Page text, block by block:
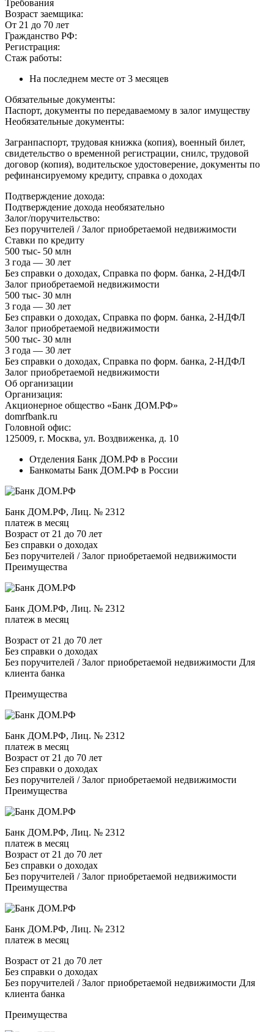
Требования
Возраст заемщика:
От 21 до 70 лет
Гражданство РФ:
Регистрация:
Стаж работы:
На последнем месте от 3 месяцев
Обязательные документы:
Паспорт, документы по передаваемому в залог имуществу
Необязательные документы:
Загранпаспорт, трудовая книжка (копия), военный билет,
свидетельство о временной регистрации, снилс, трудовой
договор (копия), водительское удостоверение, документы по
рефинансируемому кредиту, справка о доходах
Подтверждение дохода:
Подтверждение дохода необязательно
Залог/поручительство:
Без поручителей / Залог приобретаемой недвижимости
Ставки по кредиту
500 тыс- 50 млн
3 года — 30 лет
Без справки о доходах, Справка по форм. банка, 2-НДФЛ
Залог приобретаемой недвижимости
500 тыс- 30 млн
3 года — 30 лет
Без справки о доходах, Справка по форм. банка, 2-НДФЛ
Залог приобретаемой недвижимости
500 тыс- 30 млн
3 года — 30 лет
Без справки о доходах, Справка по форм. банка, 2-НДФЛ
Залог приобретаемой недвижимости
Об организации
Организация:
Акционерное общество «Банк ДОМ.РФ»
domrfbank.ru
Головной офис:
125009, г. Москва, ул. Воздвиженка, д. 10
Отделения Банк ДОМ.РФ в России
Банкоматы Банк ДОМ.РФ в России
Банк ДОМ.РФ, Лиц. № 2312
платеж в месяц
Возраст от 21 до 70 лет
Без справки о доходах
Без поручителей / Залог приобретаемой недвижимости
Преимущества
Банк ДОМ.РФ, Лиц. № 2312
платеж в месяц
Возраст от 21 до 70 лет
Без справки о доходах
Без поручителей / Залог приобретаемой недвижимости Для
клиента банка
Преимущества
Банк ДОМ.РФ, Лиц. № 2312
платеж в месяц
Возраст от 21 до 70 лет
Без справки о доходах
Без поручителей / Залог приобретаемой недвижимости
Преимущества
Банк ДОМ.РФ, Лиц. № 2312
платеж в месяц
Возраст от 21 до 70 лет
Без справки о доходах
Без поручителей / Залог приобретаемой недвижимости
Преимущества
Банк ДОМ.РФ, Лиц. № 2312
платеж в месяц
Возраст от 21 до 70 лет
Без справки о доходах
Без поручителей / Залог приобретаемой недвижимости Для
клиента банка
Преимущества